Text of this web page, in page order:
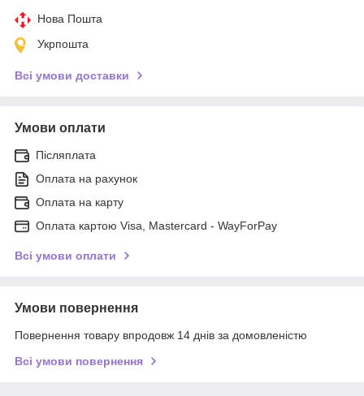
Нова Пошта
Укрпошта
Всі умови доставки
Умови оплати
Післяплата
Оплата на рахунок
Оплата на карту
Оплата картою Visa, Mastercard - WayForPay
Всі умови оплати
Умови повернення
Повернення товару впродовж 14 днів за домовленістю
Всі умови повернення